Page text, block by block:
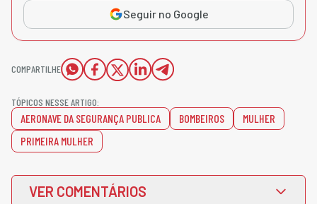
Seguir no Google
COMPARTILHE
TÓPICOS NESSE ARTIGO:
AERONAVE DA SEGURANÇA PUBLICA BOMBEIROS
MULHER
PRIMEIRA MULHER
VER COMENTÁRIOS